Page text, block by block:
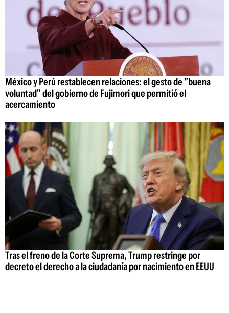
México y Perú restablecen relaciones: el gesto de "buena
voluntad" del gobierno de Fujimori que permitió el
acercamiento
Tras el freno de la Corte Suprema, Trump restringe por
decreto el derecho a la ciudadanía por nacimiento en EEUU